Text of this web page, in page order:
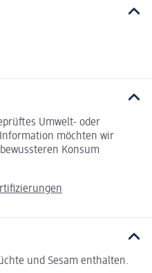
Umwelt- oder
möchten wir
Konsum
und Sesam enthalten.